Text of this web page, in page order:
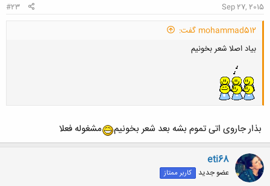
Sep 27, 2015
#23
mohammad512 گفت:
بیاد اصلا شعر بخونیم
بذار جاروی اتی تموم بشه بعد شعر بخونیم مشغوله فعلا
eti68
عضو جدید کاربر ممتاز